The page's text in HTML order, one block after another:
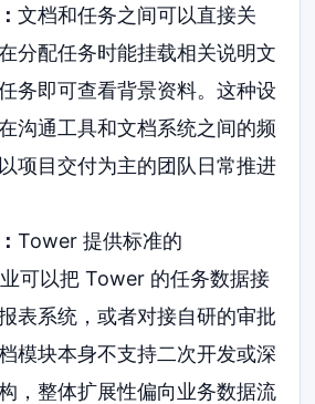
文档和任务之间可以直接关
分配任务时能挂载相关说明文
务即可查看背景资料。这种设
沟通工具和文档系统之间的频
项目交付为主的团队日常推进
Tower 提供标准的
可以把 Tower 的任务数据接
表系统，或者对接自研的审批
模块本身不支持二次开发或深
，整体扩展性偏向业务数据流